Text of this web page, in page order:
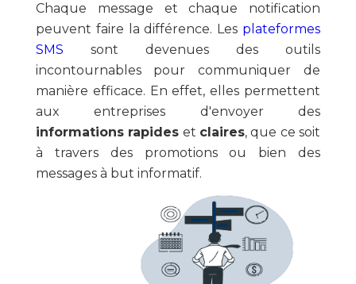
Chaque message et chaque notification
peuvent faire la différence. Les plateformes
SMS sont devenues des outils
incontournables pour communiquer
de
manière efficace. En effet, elles permettent
aux entreprises d'envoyer des
informations rapides et claires, que ce soit
à travers des promotions ou bien des
messages à but informatif.